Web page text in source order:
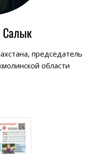
Салык
председатель
области